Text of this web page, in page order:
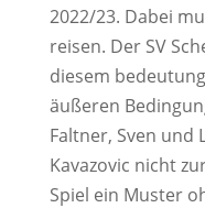
2022/23. Dabei
reisen. Der SV
diesem
äußeren
Faltner, Sven und
Kavazovic nicht
Spiel ein Muster